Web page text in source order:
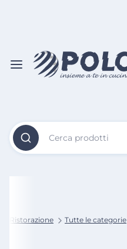
Cerca prodotti
Ristorazione Tutte le categorie